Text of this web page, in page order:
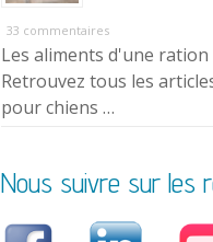
33 commentaires
Les aliments d'une
Retrouvez tous les
pour chiens …
Nous suivre sur les